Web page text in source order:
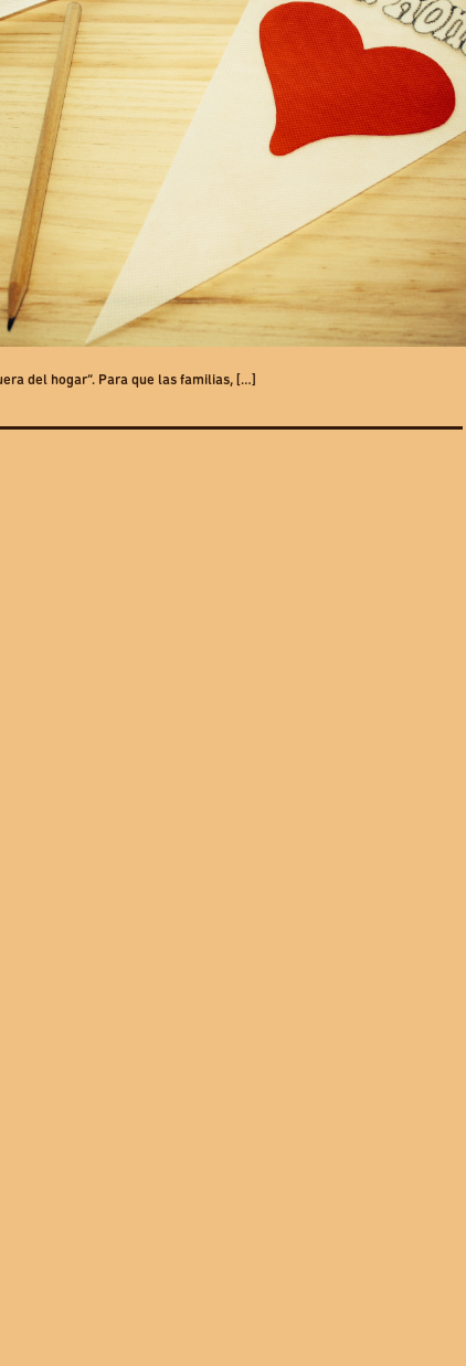
del hogar”. Para que las familias, […]